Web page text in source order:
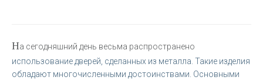
На сегодняшний день весьма распространено
использование дверей, сделанных из металла. Такие изделия
обладают многочисленными достоинствами. Основными